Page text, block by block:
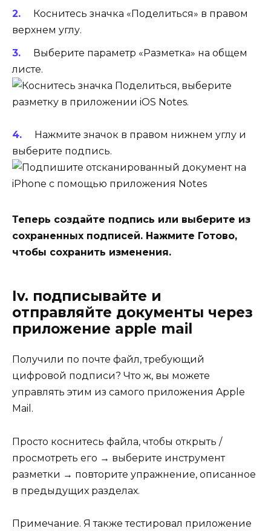
Коснитесь значка «Поделиться» в правом
верхнем углу.
Выберите параметр «Разметка» на общем
листе.
Нажмите значок в правом нижнем углу и
выберите подпись.
Теперь создайте подпись или выберите из
сохраненных подписей. Нажмите Готово,
чтобы сохранить изменения.
Iv. подписывайте и
отправляйте документы через
приложение apple mail
Получили по почте файл, требующий
цифровой подписи? Что ж, вы можете
управлять этим из самого приложения Apple
Mail.
Просто коснитесь файла, чтобы открыть /
просмотреть его → выберите инструмент
разметки → повторите упражнение, описанное
в предыдущих разделах.
Примечание. Я также тестировал приложение